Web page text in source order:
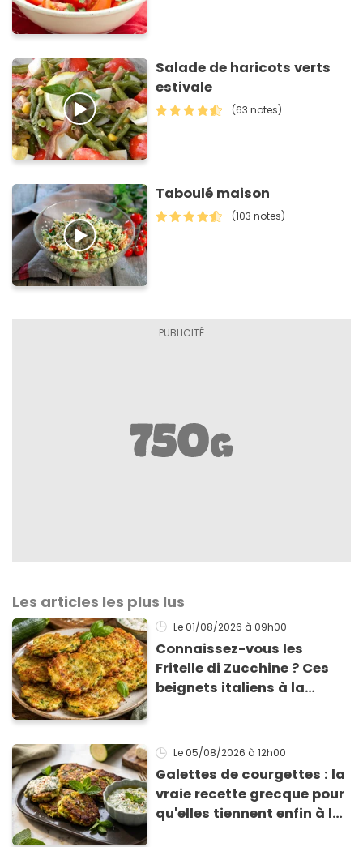
Salade de haricots verts
estivale
(63 notes)
Taboulé maison
(103 notes)
Les articles les plus lus
Le 01/08/2026 à 09h00
Connaissez-vous les
Fritelle di Zucchine ? Ces
beignets italiens à la
Le 05/08/2026 à 12h00
Galettes de courgettes : la
vraie recette grecque pour
qu'elles tiennent enfin à la